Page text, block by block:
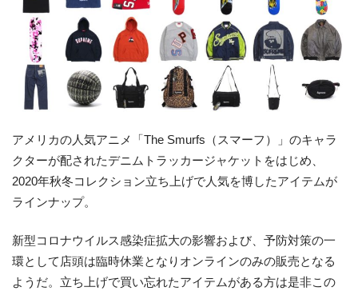
アメリカの人気アニメ「The Smurfs（スマーフ）」のキャラ
クターが配されたデニムトラッカージャケットをはじめ、
2020年秋冬コレクション立ち上げで人気を博したアイテムが
ラインナップ。
新型コロナウイルス感染症拡大の影響および、予防対策の一
環として店頭は臨時休業となりオンラインのみの販売となる
ようだ。立ち上げで買い忘れたアイテムがある方は是非この